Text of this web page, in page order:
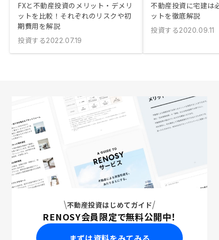
FXと不動産投資のメリット・デメリ
ットを比較！それぞれのリスクや初
期費用を解説
投資する2022.07.19
不動産投資に宅建は
ットを徹底解説
投資する2020.09.11
不動産投資はじめてガイド
RENOSY会員限定で無料公開中！